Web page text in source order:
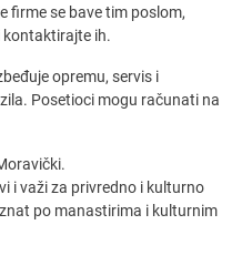
firme se bave tim poslom,
ih.
opremu, servis i
Posetioci mogu računati na
i važi za privredno i kulturno
po manastirima i kulturnim